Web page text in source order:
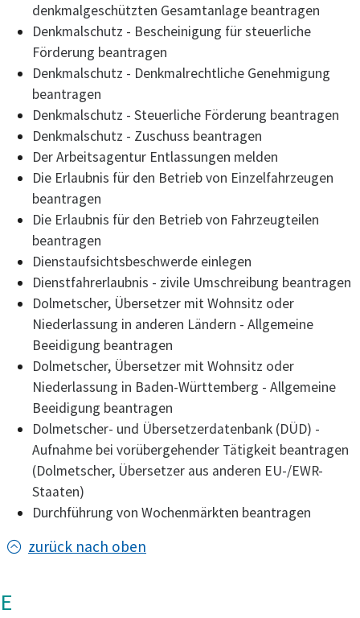
denkmalgeschützten Gesamtanlage beantragen
Denkmalschutz - Bescheinigung für steuerliche
Förderung beantragen
Denkmalschutz - Denkmalrechtliche Genehmigung
beantragen
Denkmalschutz - Steuerliche Förderung beantragen
Denkmalschutz - Zuschuss beantragen
Der Arbeitsagentur Entlassungen melden
Die Erlaubnis für den Betrieb von Einzelfahrzeugen
beantragen
Die Erlaubnis für den Betrieb von Fahrzeugteilen
beantragen
Dienstaufsichtsbeschwerde einlegen
Dienstfahrerlaubnis - zivile Umschreibung beantragen
Dolmetscher, Übersetzer mit Wohnsitz oder
Niederlassung in anderen Ländern - Allgemeine
Beeidigung beantragen
Dolmetscher, Übersetzer mit Wohnsitz oder
Niederlassung in Baden-Württemberg - Allgemeine
Beeidigung beantragen
Dolmetscher- und Übersetzerdatenbank (DÜD) -
Aufnahme bei vorübergehender Tätigkeit beantragen
(Dolmetscher, Übersetzer aus anderen EU-/EWR-
Staaten)
Durchführung von Wochenmärkten beantragen
zurück nach oben
E